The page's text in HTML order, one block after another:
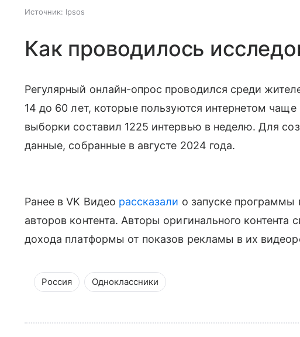
Источник: Ipsos
Как проводилось
Регулярный онлайн-опрос проводился среди
14 до 60 лет, которые пользуются интернетом
выборки составил 1225 интервью в неделю. Для
данные, собранные в августе 2024 года.
Ранее в VK Видео рассказали о запуске программы
авторов контента. Авторы оригинального контента
дохода платформы от показов рекламы в их
Россия Одноклассники